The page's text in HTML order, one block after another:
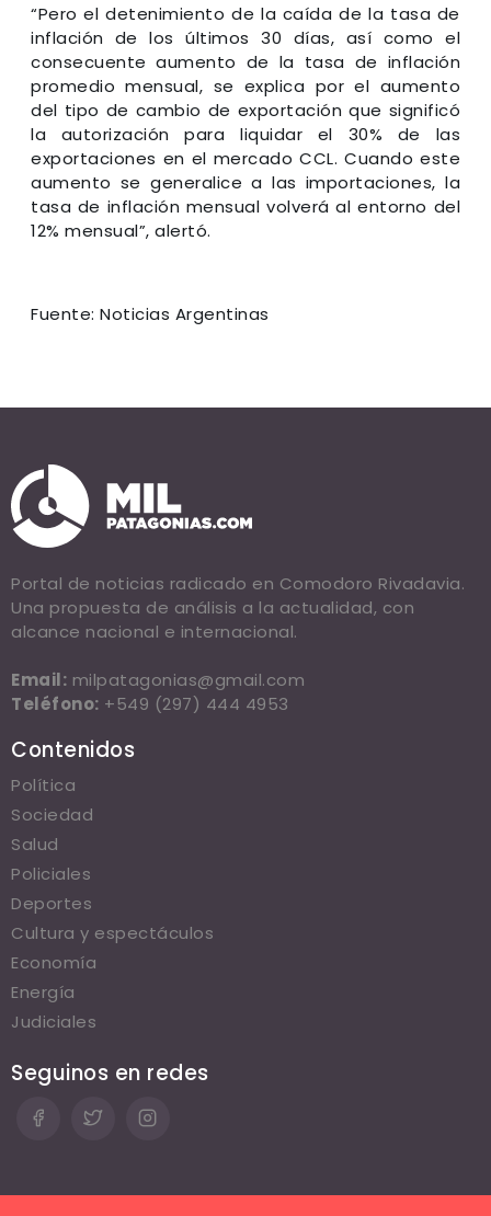
“Pero el detenimiento de la caída de la tasa de
inflación de los últimos 30 días, así como el
consecuente aumento de la tasa de inflación
promedio mensual, se explica por el aumento
del tipo de cambio de exportación que significó
la autorización para liquidar el 30% de las
exportaciones en el mercado CCL. Cuando este
aumento se generalice a las importaciones, la
tasa de inflación mensual volverá al entorno del
12% mensual”, alertó.
Fuente: Noticias Argentinas
Portal de noticias radicado en Comodoro Rivadavia.
Una propuesta de análisis a la actualidad, con
alcance nacional e internacional.
Email: milpatagonias@gmail.com
Teléfono: +549 (297) 444 4953
Contenidos
Política
Sociedad
Salud
Policiales
Deportes
Cultura y espectáculos
Economía
Energía
Judiciales
Seguinos en redes